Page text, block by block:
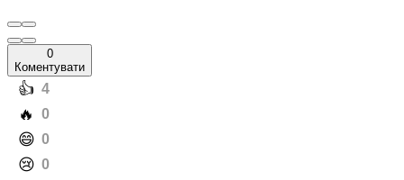
0
Коментувати
️👍 4
️🔥 0
️😄 0
️😢 0